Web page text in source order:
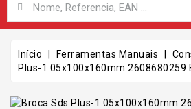
Início Ferramentas Manuais
Plus-1 05x100x160mm 2608680259